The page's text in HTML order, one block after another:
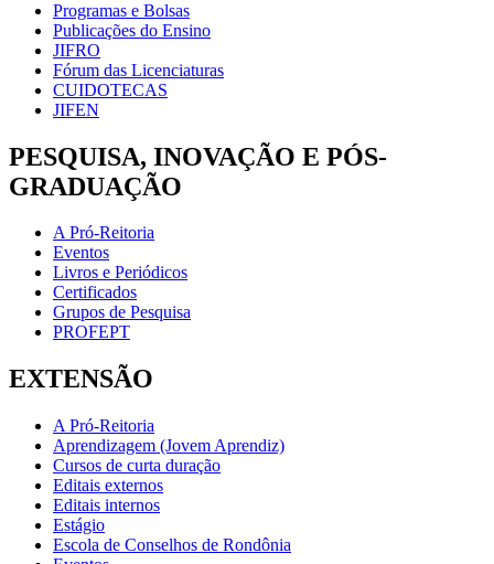
Programas e Bolsas
Publicações do Ensino
JIFRO
Fórum das Licenciaturas
CUIDOTECAS
JIFEN
PESQUISA, INOVAÇÃO E PÓS-
GRADUAÇÃO
A Pró-Reitoria
Eventos
Livros e Periódicos
Certificados
Grupos de Pesquisa
PROFEPT
EXTENSÃO
A Pró-Reitoria
Aprendizagem (Jovem Aprendiz)
Cursos de curta duração
Editais externos
Editais internos
Estágio
Escola de Conselhos de Rondônia